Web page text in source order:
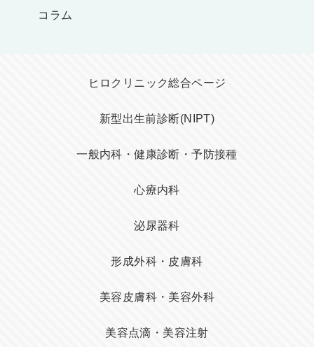
コラム
ヒロクリニック総合ページ
新型出生前診断(NIPT)
一般内科・健康診断・予防接種
心療内科
泌尿器科
形成外科・皮膚科
美容皮膚科・美容外科
美容点滴・美容注射